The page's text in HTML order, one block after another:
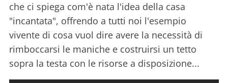
che ci spiega com'è nata l'idea della casa
"incantata", offrendo a tutti noi l'esempio
vivente di cosa vuol dire avere la necessità di
rimboccarsi le maniche e costruirsi un tetto
sopra la testa con le risorse a disposizione...